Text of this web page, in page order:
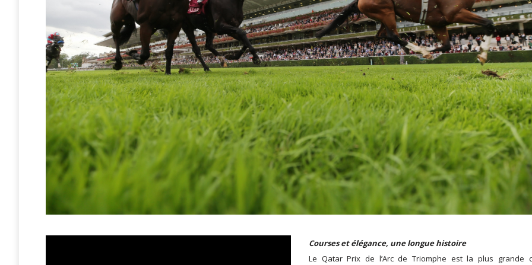
Courses et élégance, une longue histoire
Le Qatar Prix de l’Arc de Triomphe est la plus grande